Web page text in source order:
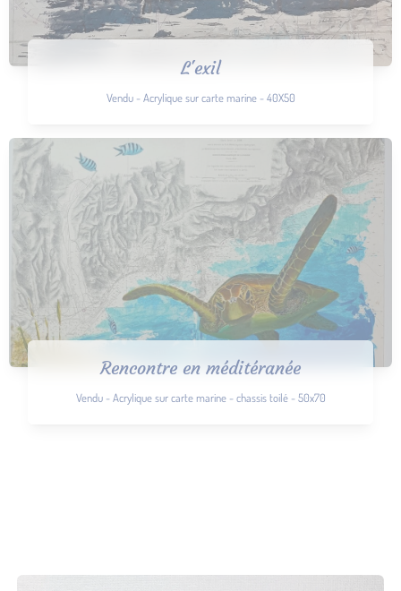
L'exil
Vendu - Acrylique sur carte marine - 40X50
Rencontre en méditéranée
Vendu - Acrylique sur carte marine - chassis toilé - 50x70